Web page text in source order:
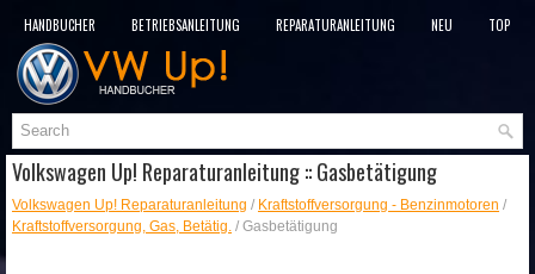
HANDBÜCHER BETRIEBSANLEITUNG REPARATURANLEITUNG NEU
TOP
SITEMAP
Volkswagen Up! Reparaturanleitung :: Gasbetätigung
Volkswagen Up! Reparaturanleitung / Kraftstoffversorgung - Benzinmotoren /
Kraftstoffversorgung, Gas, Betätig. / Gasbetätigung